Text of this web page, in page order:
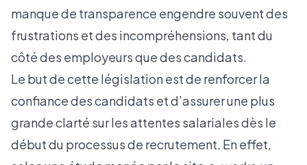
manque de transparence engendre souvent des
frustrations et des incompréhensions, tant du
côté des employeurs que des candidats.
Le but de cette législation est de renforcer la
confiance des candidats et d’assurer une plus
grande clarté sur les attentes salariales dès le
début du processus de recrutement. En effet,